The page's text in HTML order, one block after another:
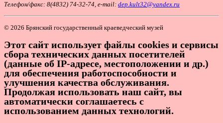
Телефон/факс: 8(4832) 74-32-74, e-mail: dep.kult32@yandex.ru
© 2026 Брянский государственный краеведческий музей
Этот сайт использует файлы cookies и сервисы
сбора технических данных посетителей
(данные об IP-адресе, местоположении и др.)
для обеспечения работоспособности и
улучшения качества обслуживания.
Продолжая использовать наш сайт, вы
автоматически соглашаетесь с
использованием данных технологий.